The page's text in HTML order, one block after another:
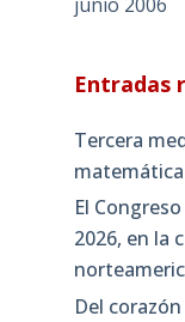
Entradas
Tercera
matemática
El
2026, en la
Del